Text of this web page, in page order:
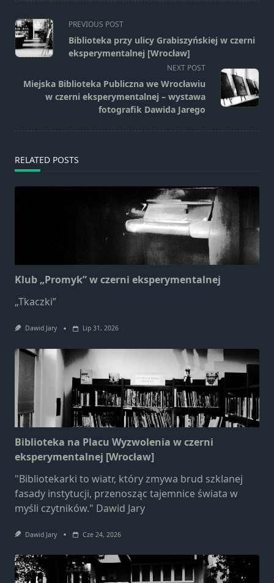
<span
class="nav-
subtitle
reader-
text">Page</span>
PREVIOUS POST
Biblioteka przy ulicy Grabiszyńskiej w czerni
eksperymentalnej [Wrocław]
NEXT POST
Miejska Biblioteka Publiczna we Wrocławiu
w czerni eksperymentalnej – wystawa
fotografik Dawida Jarego
RELATED POSTS
Klub „Promyk” w czerni eksperymentalnej
„Tkaczki”
Dawid Jary Lip 31, 2026
Biblioteka na Placu Wyzwolenia w czerni
eksperymentalnej [Wrocław]
"Bibliotekarki to wiatr, który zmywa brud szklanej
fasady instytucji, przenosząc tajemnice świata w
myśli czytników." Dawid Jary
Dawid Jary Cze 24, 2026